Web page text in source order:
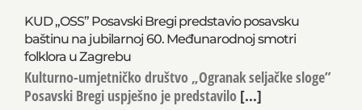
KUD „OSS” Posavski Bregi predstavio posavsku
baštinu na jubilarnoj 60. Međunarodnoj smotri
folklora u Zagrebu
Kulturno-umjetničko društvo „Ogranak seljačke sloge”
Posavski Bregi uspješno je predstavilo [...]